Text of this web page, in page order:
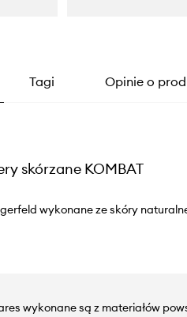
Tagi Opinie o
skórzane KOMBAT
wykonane ze skóry
wykonane są z materiałów